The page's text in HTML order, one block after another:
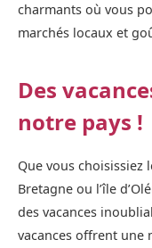
charmants où vous
marchés locaux et
Des
notre pays !
Que vous choisissiez
Bretagne ou l’île
des vacances
vacances offrent une